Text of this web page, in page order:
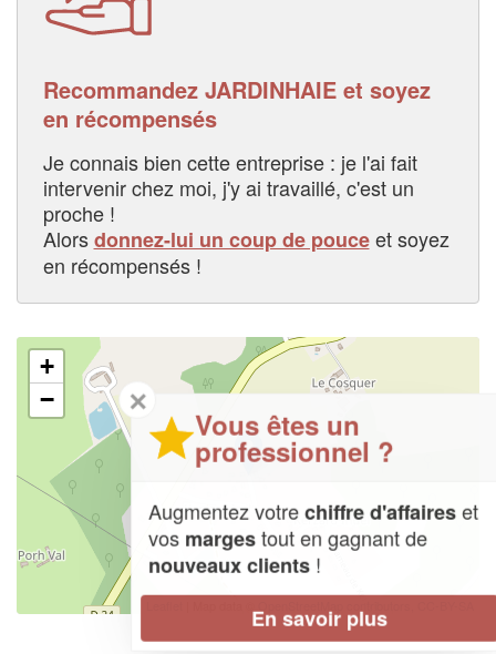
Recommandez JARDINHAIE et soyez
en récompensés
Je connais bien cette entreprise : je l'ai fait
intervenir chez moi, j'y ai travaillé, c'est un
proche !
Alorsdonnez-lui un coup de pouceet soyez
en récompensés !
+
−
✕
Vous êtes un
professionnel ?
Augmentez votrechiffre d'affaireset
vosmargestout en gagnant de
nouveaux clients!
En savoir plus